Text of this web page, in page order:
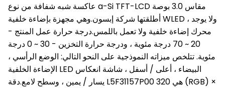
عاكسة شبه شفافة من نوع a-Si TFT-LCD مقاس 3.0 بوصة
أطلقتها شركة إبسون.وهي مجهزة بإضاءة خلفية WLED ، ولا يوجد
محرك إضاءة خلفية ولا تعمل باللمس.درجة حرارة عمل المنتج -
20 ~ 70 درجة مئوية ، ودرجة حرارة التخزين - 30 ~ 0 درجة
مئوية. تتلخص ميزاته النموذجية على النحو التالي: الوضع الرأسي ،
الإضاءة الخلفية LED البيضاء ، أعلى / أسفل ، شاشة انعكاس
يسار / يمين ، وسطح لامع.دقة L5F31157P00 هي 320 (RGB) ×